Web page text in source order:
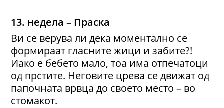
13. недела – Праска
Ви се верува ли дека моментално се
формираат гласните жици и забите?!
Иако е бебето мало, тоа има отпечатоци
од прстите. Неговите црева се движат од
папочната врвца до своето место – во
стомакот.